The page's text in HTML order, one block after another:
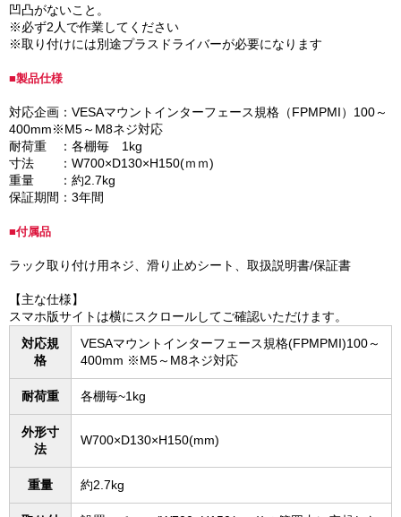
凹凸がないこと。
※必ず2人で作業してください
※取り付けには別途プラスドライバーが必要になります
■製品仕様
対応企画：VESAマウントインターフェース規格（FPMPMI）100～
400mm※M5～M8ネジ対応
耐荷重 ：各棚毎 1kg
寸法 ：W700×D130×H150(ｍｍ)
重量 ：約2.7kg
保証期間：3年間
■付属品
ラック取り付け用ネジ、滑り止めシート、取扱説明書/保証書
【主な仕様】
スマホ版サイトは横にスクロールしてご確認いただけます。
対応規
格
VESAマウントインターフェース規格(FPMPMI)100～
400mm ※M5～M8ネジ対応
耐荷重 各棚毎~1kg
外形寸
法
W700×D130×H150(mm)
重量 約2.7kg